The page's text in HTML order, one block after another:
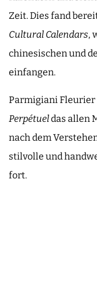
Zeit. Dies fand
Cultural Calendars,
chinesischen und
einfangen.
Parmigiani
Perpétueldas allen
nach dem
stilvolle und
fort.